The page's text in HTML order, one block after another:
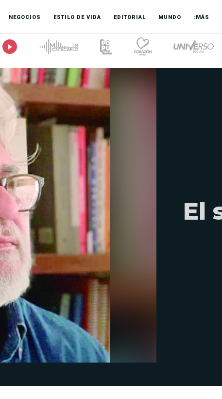
NEGOCIOS ESTILO DE VIDA EDITORIAL MUNDO :MÁS
El